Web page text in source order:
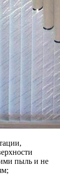
пыль и не